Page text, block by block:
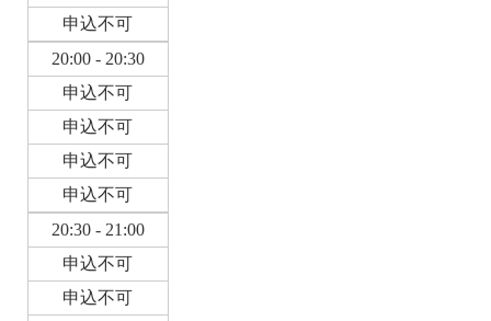
申込不可
20:00 - 20:30
申込不可
申込不可
申込不可
申込不可
20:30 - 21:00
申込不可
申込不可